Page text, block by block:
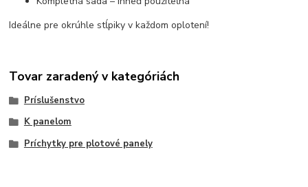
Ideálne pre okrúhle stĺpiky v každom oplotení!
Tovar zaradený v kategóriách
Príslušenstvo
K panelom
Príchytky pre plotové panely